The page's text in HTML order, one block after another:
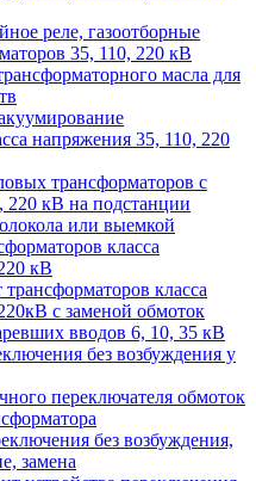
реле, газоотборные
35, 110, 220 кВ
масла для
напряжения 35, 110, 220
трансформаторов с
220 кВ на подстанции
или выемкой
класса
кВ
класса
с заменой обмоток
вводов 6, 10, 35 кВ
без возбуждения у
переключателя обмоток
без возбуждения,
замена